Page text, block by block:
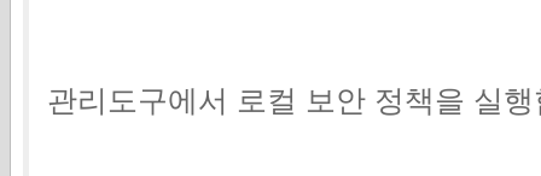
관리도구에서 로컬 보안 정책을 실